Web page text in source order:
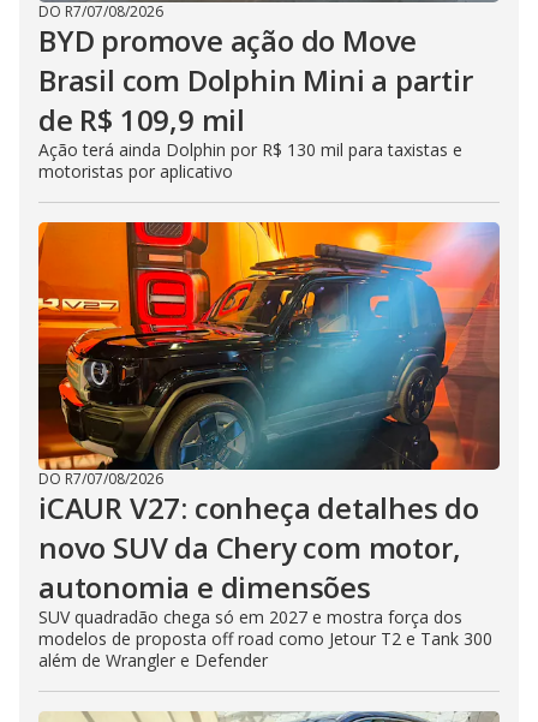
DO R7/07/08/2026
BYD promove ação do Move
Brasil com Dolphin Mini a partir
de R$ 109,9 mil
Ação terá ainda Dolphin por R$ 130 mil para taxistas e
motoristas por aplicativo
DO R7/07/08/2026
iCAUR V27: conheça detalhes do
novo SUV da Chery com motor,
autonomia e dimensões
SUV quadradão chega só em 2027 e mostra força dos
modelos de proposta off road como Jetour T2 e Tank 300
além de Wrangler e Defender